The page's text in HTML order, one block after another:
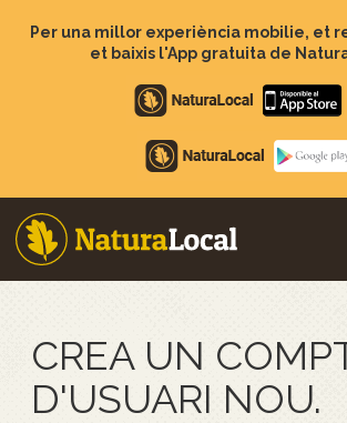
Per una millor experiència mobilie, et
et baixis l'App gratuita de
Apple
store
Google
Play
CREA UN
D'USUARI NOU.